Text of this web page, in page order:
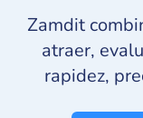
Zamdit
atraer,
rapidez,